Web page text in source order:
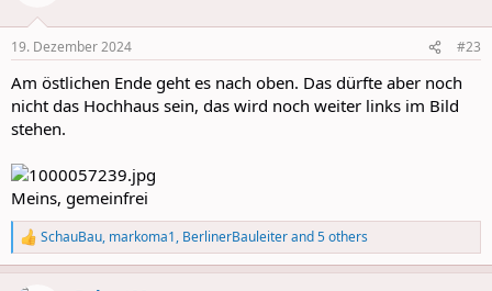
s
19. Dezember 2024 #23
Am östlichen Ende geht es nach oben. Das dürfte aber noch
nicht das Hochhaus sein, das wird noch weiter links im Bild
stehen.
Meins, gemeinfrei
R
e
a
SchauBau, markoma1, BerlinerBauleiterand 5 others